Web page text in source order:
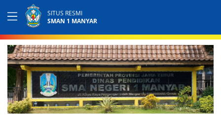
SITUS RESMI
SMAN 1 MANYAR